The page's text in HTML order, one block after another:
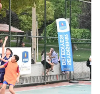
Karaman
Kırıkkale
Batman
Şırnak